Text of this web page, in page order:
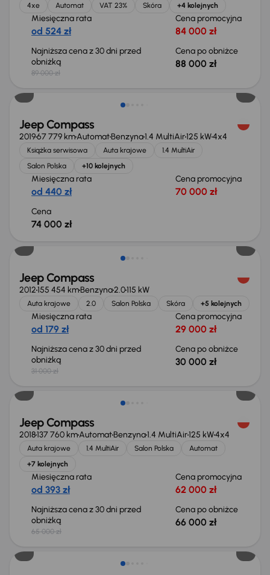
4xe Automat VAT 23% Skóra +4 kolejnych
Miesięczna rata
od 524 zł
Cena promocyjna
84 000 zł
Najniższa cena z 30 dni przed
obniżką
89 000 zł
Cena po obniżce
88 000 zł
Jeep Compass
201967 779 kmAutomatBenzyna1.4 MultiAir125 kW4x4
Książka serwisowa Auta krajowe
1.4 MultiAir
Salon Polska
+10 kolejnych
Miesięczna rata
od 440 zł
Cena promocyjna
70 000 zł
Cena
74 000 zł
Jeep Compass
2012155 454 kmBenzyna2.0115 kW
Auta krajowe 2.0 Salon Polska Skóra +5 kolejnych
Miesięczna rata
od 179 zł
Cena promocyjna
29 000 zł
Najniższa cena z 30 dni przed
obniżką
31 000 zł
Cena po obniżce
30 000 zł
Jeep Compass
2018137 760 kmAutomatBenzyna1.4 MultiAir125 kW4x4
Auta krajowe 1.4 MultiAir Salon Polska
Automat
+7 kolejnych
Miesięczna rata
od 393 zł
Cena promocyjna
62 000 zł
Najniższa cena z 30 dni przed
obniżką
65 000 zł
Cena po obniżce
66 000 zł
Możliwość odliczenia VAT